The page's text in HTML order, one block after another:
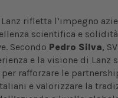
rifletta l’impegno
scientifica e
Secondo Pedro Silva,
e la visione di Lanz
rafforzare le
e valorizzare la